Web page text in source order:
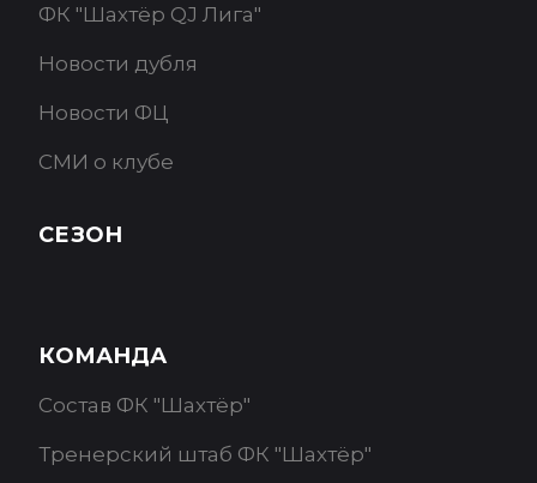
ФК "Шахтёр QJ Лига"
Новости дубля
Новости ФЦ
СМИ о клубе
СЕЗОН
КОМАНДА
Состав ФК "Шахтёр"
Тренерский штаб ФК "Шахтёр"